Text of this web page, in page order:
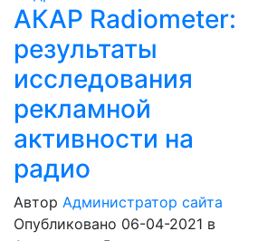
АКАР Radiometer:
результаты
исследования
рекламной
активности на
радио
Автор Администратор сайта
Опубликовано 06-04-2021 в